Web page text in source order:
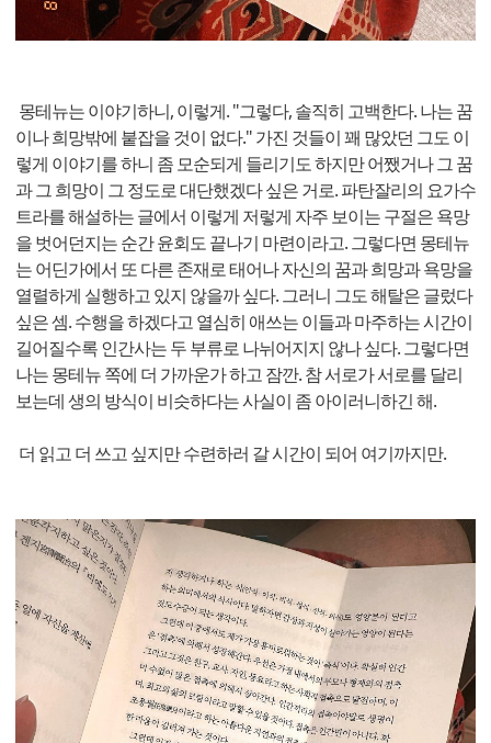
몽테뉴는 이야기하니, 이렇게. "그렇다, 솔직히 고백한다. 나는 꿈
이나 희망밖에 붙잡을 것이 없다." 가진 것들이 꽤 많았던 그도 이
렇게 이야기를 하니 좀 모순되게 들리기도 하지만 어쨌거나 그 꿈
과 그 희망이 그 정도로 대단했겠다 싶은 거로. 파탄잘리의 요가수
트라를 해설하는 글에서 이렇게 저렇게 자주 보이는 구절은 욕망
을 벗어던지는 순간 윤회도 끝나기 마련이라고. 그렇다면 몽테뉴
는 어딘가에서 또 다른 존재로 태어나 자신의 꿈과 희망과 욕망을
열렬하게 실행하고 있지 않을까 싶다. 그러니 그도 해탈은 글렀다
싶은 셈. 수행을 하겠다고 열심히 애쓰는 이들과 마주하는 시간이
길어질수록 인간사는 두 부류로 나뉘어지지 않나 싶다. 그렇다면
나는 몽테뉴 쪽에 더 가까운가 하고 잠깐. 참 서로가 서로를 달리
보는데 생의 방식이 비슷하다는 사실이 좀 아이러니하긴 해.
더 읽고 더 쓰고 싶지만 수련하러 갈 시간이 되어 여기까지만.